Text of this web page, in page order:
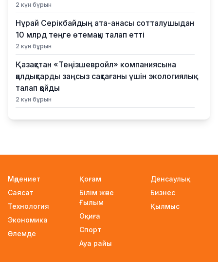
2 күн бұрын
Нұрай Серікбайдың ата-анасы сотталушыдан
10 млрд теңге өтемақы талап етті
2 күн бұрын
Қазақстан «Теңізшевройл» компаниясына
қалдықтарды заңсыз сақтағаны үшін экологиялық
талап қойды
2 күн бұрын
Жүлде қоры 10,5 миллион теңге: Алматыда
білім гранттары иегерлерінің тізімі
жарияланды
2 күн бұрын
Ауылға көшетін IT-мамандар мен
архивистерге 10,8 млн теңгеге дейін тұрғын
үй несиесі берілуі мүмкін
Мәдениет
Саясат
Технология
Экономика
Әлемде
Қоғам
Білім және
Ғылым
Оқиға
Спорт
Ауа райы
Денсаулық
Бизнес
Қылмыс